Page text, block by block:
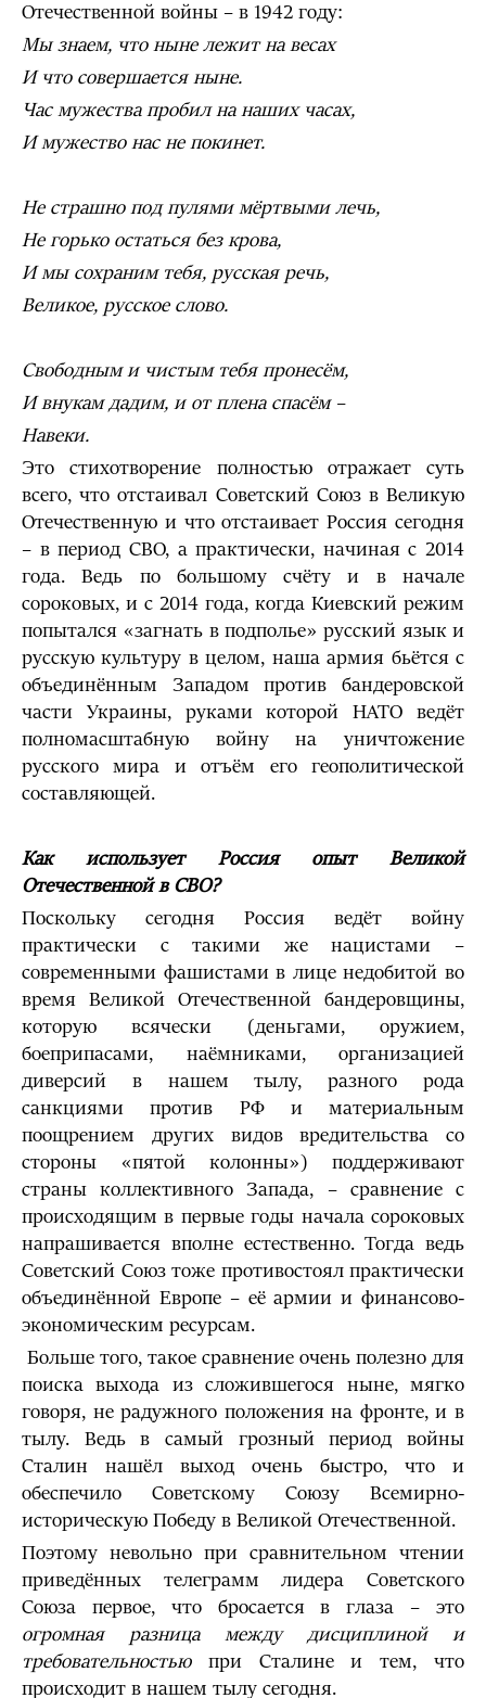
Отечественной войны – в 1942 году:
Мы знаем, что ныне лежит на весах
И что совершается ныне.
Час мужества пробил на наших часах,
И мужество нас не покинет.
Не страшно под пулями мёртвыми лечь,
Не горько остаться без крова,
И мы сохраним тебя, русская речь,
Великое, русское слово.
Свободным и чистым тебя пронесём,
И внукам дадим, и от плена спасём –
Навеки.
Это стихотворение полностью отражает суть
всего, что отстаивал Советский Союз в Великую
Отечественную и что отстаивает Россия сегодня
– в период СВО, а практически, начиная с 2014
года. Ведь по большому счёту и в начале
сороковых, и с 2014 года, когда Киевский режим
попытался «загнать в подполье» русский язык и
русскую культуру в целом, наша армия бьётся с
объединённым Западом против бандеровской
части Украины, руками которой НАТО ведёт
полномасштабную войну на уничтожение
русского мира и отъём его геополитической
составляющей.
Как использует Россия опыт Великой
Отечественной в СВО?
Поскольку сегодня Россия ведёт войну
практически с такими же нацистами –
современными фашистами в лице недобитой во
время Великой Отечественной бандеровщины,
которую всячески (деньгами, оружием,
боеприпасами, наёмниками, организацией
диверсий в нашем тылу, разного рода
санкциями против РФ и материальным
поощрением других видов вредительства со
стороны «пятой колонны») поддерживают
страны коллективного Запада, – сравнение с
происходящим в первые годы начала сороковых
напрашивается вполне естественно. Тогда ведь
Советский Союз тоже противостоял практически
объединённой Европе – её армии и финансово-
экономическим ресурсам.
Больше того, такое сравнение очень полезно для
поиска выхода из сложившегося ныне, мягко
говоря, не радужного положения на фронте, и в
тылу. Ведь в самый грозный период войны
Сталин нашёл выход очень быстро, что и
обеспечило Советскому Союзу Всемирно-
историческую Победу в Великой Отечественной.
Поэтому невольно при сравнительном чтении
приведённых телеграмм лидера Советского
Союза первое, что бросается в глаза – это
огромная разница между дисциплиной и
требовательностьюпри Сталине и тем, что
происходит в нашем тылу сегодня.